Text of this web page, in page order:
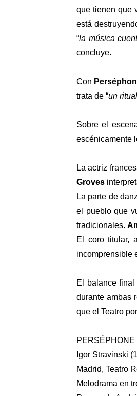
que tienen que
está
“la música
concluye.
Con
trata de “un
Sobre el
escénicamente
La actriz
Groves
La parte de
el pueblo que
tradicionales.
El coro titular,
incomprensible
El balance
durante ambas
que el Teatro
PERSÉPHONE
Igor Stravinski
Madrid, Teatro
Melodrama en